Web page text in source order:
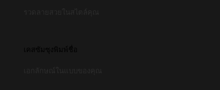
เคสซัมซุงพิมพ์ชื่อ